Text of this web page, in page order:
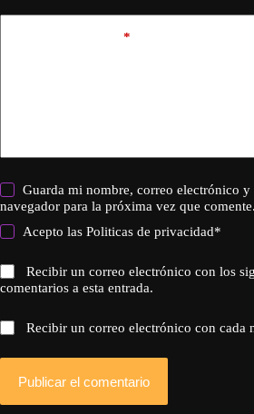
*
Guarda mi nombre, correo electrónico y
navegador para la próxima vez que comente.
Acepto lasPoliticas de privacidad*
Recibir un correo electrónico con los
comentarios a esta entrada.
Recibir un correo electrónico con cada
Publicar el comentario